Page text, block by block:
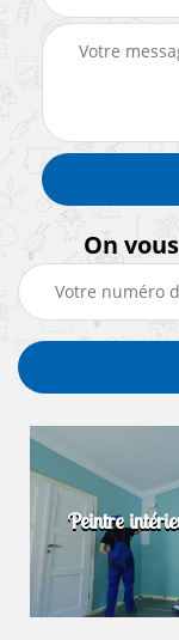
On
Peintre